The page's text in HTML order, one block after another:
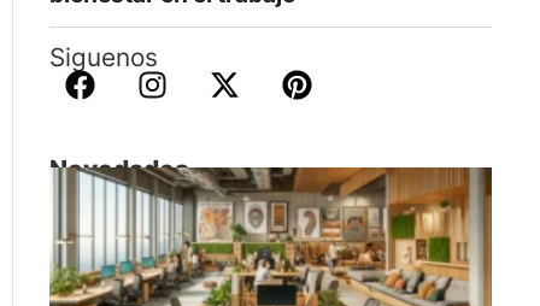
Siguenos
Novedades